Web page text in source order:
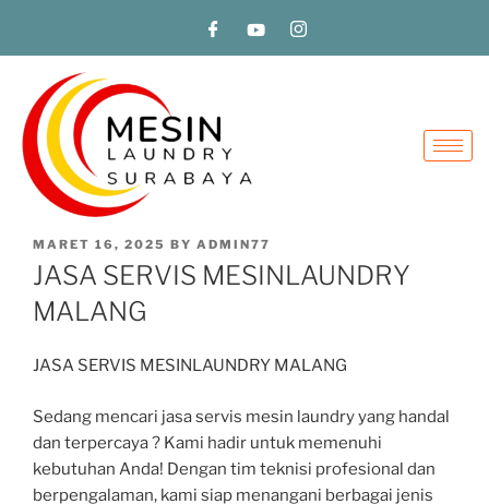
MARET 16, 2025 BY ADMIN77
JASA SERVIS MESINLAUNDRY
MALANG
JASA SERVIS MESINLAUNDRY MALANG
Sedang mencari jasa servis mesin laundry yang handal
dan terpercaya ? Kami hadir untuk memenuhi
kebutuhan Anda! Dengan tim teknisi profesional dan
berpengalaman, kami siap menangani berbagai jenis